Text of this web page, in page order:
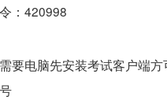
：420998
要电脑先安装考试客户端